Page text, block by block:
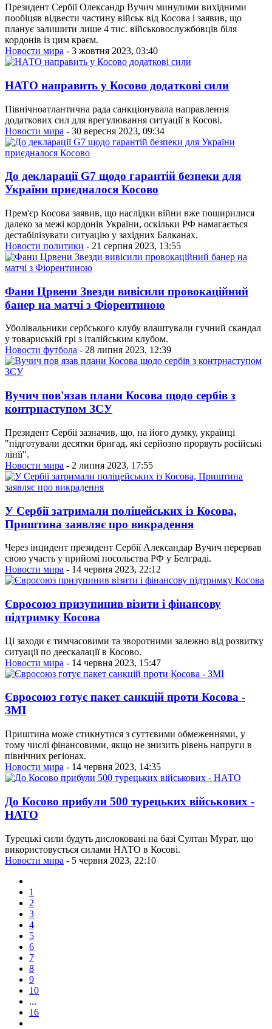
Президент Сербії Олександр Вучич минулими вихідними
пообіцяв відвести частину військ від Косова і заявив, що
планує залишити лише 4 тис. військовослужбовців біля
кордонів із цим краєм.
Новости мира - 3 жовтня 2023, 03:40
НАТО направить у Косово додаткові сили
Північноатлантична рада санкціонувала направлення
додаткових сил для врегулювання ситуації в Косові.
Новости мира - 30 вересня 2023, 09:34
До декларації G7 щодо гарантій безпеки для
України приєдналося Косово
Прем'єр Косова заявив, що наслідки війни вже поширилися
далеко за межі кордонів України, оскільки РФ намагається
дестабілізувати ситуацію у західних Балканах.
Новости политики - 21 серпня 2023, 13:55
Фани Црвени Звезди вивісили провокаційний
банер на матчі з Фіорентиною
Уболівальники сербського клубу влаштували гучний скандал
у товариській грі з італійським клубом.
Новости футбола - 28 липня 2023, 12:39
Вучич пов'язав плани Косова щодо сербів з
контрнаступом ЗСУ
Президент Сербії зазначив, що, на його думку, українці
"підготували десятки бригад, які серйозно прорвуть російські
лінії".
Новости мира - 2 липня 2023, 17:55
У Сербії затримали поліцейських із Косова,
Приштина заявляє про викрадення
Через інцидент президент Сербії Александар Вучич перервав
свою участь у прийомі посольства РФ у Белграді.
Новости мира - 14 червня 2023, 22:12
Євросоюз призупинив візити і фінансову
підтримку Косова
Ці заходи є тимчасовими та зворотними залежно від розвитку
ситуації по деескалації в Косово.
Новости мира - 14 червня 2023, 15:47
Євросоюз готує пакет санкцій проти Косова -
ЗМІ
Приштина може стикнутися з суттєвими обмеженнями, у
тому числі фінансовими, якщо не знизить рівень напруги в
північних регіонах.
Новости мира - 14 червня 2023, 14:35
До Косово прибули 500 турецьких військових -
НАТО
Турецькі сили будуть дислоковані на базі Султан Мурат, що
використовується силами НАТО в Косові.
Новости мира - 5 червня 2023, 22:10
1
2
3
4
5
6
7
8
9
10
...
16